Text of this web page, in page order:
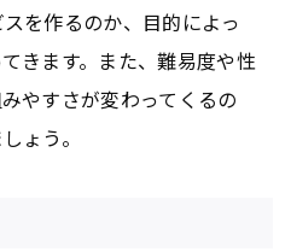
を作るのか、目的によっ
きます。また、難易度や性
やすさが変わってくるの
ょう。